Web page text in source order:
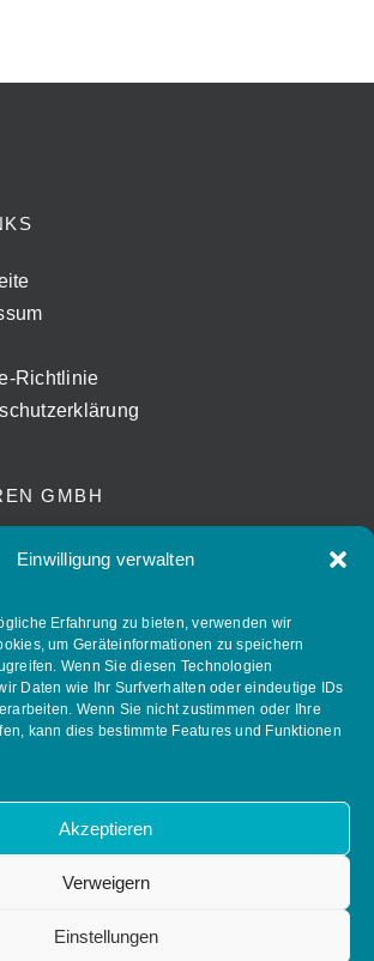
Einwilligung verwalten
Erfahrung zu bieten, verwenden wir
um Geräteinformationen zu speichern
Wenn Sie diesen Technologien
Daten wie Ihr Surfverhalten oder eindeutige IDs
Wenn Sie nicht zustimmen oder Ihre
kann dies bestimmte Features und Funktionen
Akzeptieren
Verweigern
Einstellungen
Richtlinie
GMBH
7
7504-0